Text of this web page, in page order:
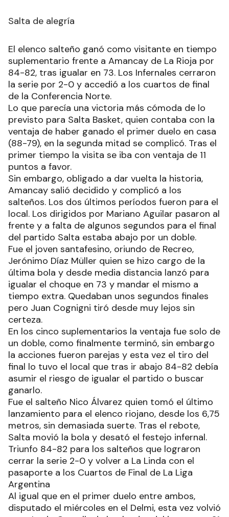
Salta de alegría
El elenco salteño ganó como visitante en tiempo
suplementario frente a Amancay de La Rioja por
84-82, tras igualar en 73. Los Infernales cerraron
la serie por 2-0 y accedió a los cuartos de final
de la Conferencia Norte.
Lo que parecía una victoria más cómoda de lo
previsto para Salta Basket, quien contaba con la
ventaja de haber ganado el primer duelo en casa
(88-79), en la segunda mitad se complicó. Tras el
primer tiempo la visita se iba con ventaja de 11
puntos a favor.
Sin embargo, obligado a dar vuelta la historia,
Amancay salió decidido y complicó a los
salteños. Los dos últimos períodos fueron para el
local. Los dirigidos por Mariano Aguilar pasaron al
frente y a falta de algunos segundos para el final
del partido Salta estaba abajo por un doble.
Fue el joven santafesino, oriundo de Recreo,
Jerónimo Díaz Müller quien se hizo cargo de la
última bola y desde media distancia lanzó para
igualar el choque en 73 y mandar el mismo a
tiempo extra. Quedaban unos segundos finales
pero Juan Cognigni tiró desde muy lejos sin
certeza.
En los cinco suplementarios la ventaja fue solo de
un doble, como finalmente terminó, sin embargo
la acciones fueron parejas y esta vez el tiro del
final lo tuvo el local que tras ir abajo 84-82 debía
asumir el riesgo de igualar el partido o buscar
ganarlo.
Fue el salteño Nico Álvarez quien tomó el último
lanzamiento para el elenco riojano, desde los 6,75
metros, sin demasiada suerte. Tras el rebote,
Salta movió la bola y desató el festejo infernal.
Triunfo 84-82 para los salteños que lograron
cerrar la serie 2-0 y volver a La Linda con el
pasaporte a los Cuartos de Final de La Liga
Argentina
Al igual que en el primer duelo entre ambos,
disputado el miércoles en el Delmi, esta vez volvió